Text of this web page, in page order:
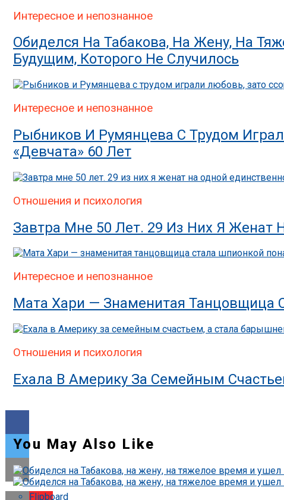
Интересное и непознанное
Обиделся На Табакова, На Жену, На
Будущим, Которого Не Случилось
Интересное и непознанное
Рыбников И Румянцева С Трудом
«Девчата» 60 Лет
Отношения и психология
Завтра Мне 50 Лет. 29 Из Них Я
Интересное и непознанное
Мата Хари — Знаменитая Танцовщица
Отношения и психология
Ехала В Америку За Семейным
Flipboard
You May Also Like